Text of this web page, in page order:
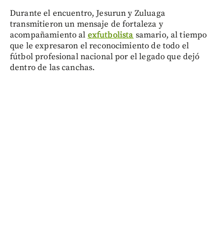
Durante el encuentro, Jesurun y Zuluaga
transmitieron un mensaje de fortaleza y
acompañamiento al exfutbolista samario, al tiempo
que le expresaron el reconocimiento de todo el
fútbol profesional nacional por el legado que dejó
dentro de las canchas.